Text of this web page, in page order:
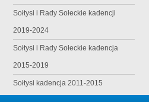
Sołtysi i Rady Sołeckie kadencji
2019-2024
Sołtysi i Rady Sołeckie kadencja
2015-2019
Sołtysi kadencja 2011-2015